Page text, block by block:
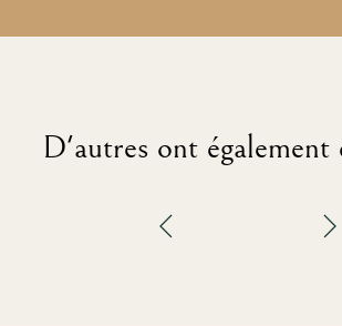
D'autres ont également